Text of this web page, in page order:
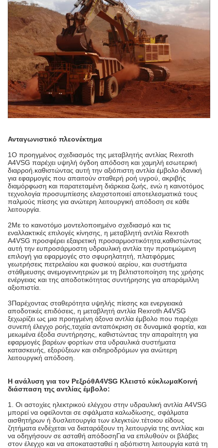
Ανταγωνιστικό πλεονέκτημα
1Ο προηγμένος σχεδιασμός της μεταβλητής αντλίας Rexroth
A4VSG παρέχει υψηλή όγδοη απόδοση και χαμηλή εσωτερική
διαρροή.καθιστώντας αυτή την αξιόπιστη αντλία έμβολο ιδανική
για εφαρμογές που απαιτούν σταθερή ροή υγρού, ακριβής
διαμόρφωση και παρατεταμένη διάρκεια ζωής, ενώ η καινοτόμος
τεχνολογία προσυμπίεσης ελαχιστοποιεί αποτελεσματικά τους
παλμούς πίεσης για ανώτερη λειτουργική απόδοση σε κάθε
λειτουργία.
2Με το καινοτόμο μοντελοποιημένο σχεδιασμό και τις
εναλλακτικές επιλογές κίνησης, η μεταβλητή αντλία Rexroth
A4VSG προσφέρει εξαιρετική προσαρμοστικότητα,καθιστώντας
αυτή την ευπροσάρμοστη υδραυλική αντλία την προτιμώμενη
επιλογή για εφαρμογές στο σφυρηλατητή, πλατφόρμες
γεωτρήσεις πετρελαίου και φυσικού αερίου, και συστήματα
στάθμευσης ανεμογεννητριών με τη βελτιστοποίηση της χρήσης
ενέργειας και της αποδοτικότητας συντήρησης για απαράμιλλη
αξιοπιστία.
3Παρέχοντας σταθερότητα υψηλής πίεσης και ενεργειακά
αποδοτικές επιδόσεις, η μεταβλητή αντλία Rexroth A4VSG
ξεχωρίζει ως μια προηγμένη άξονα αντλία έμβολο που παρέχει
συνεπή έλεγχο ροής,ταχεία ανταπόκριση σε δυναμικά φορτία, και
μειωμένα έξοδα συντήρησης, καθιστώντας την απαραίτητη για
εφαρμογές βαρέων φορτίων στα υδραυλικά συστήματα
κατασκευής, εξορύξεων και σιδηροδρόμων για ανώτερη
λειτουργική απόδοση.
Η ανάλυση για τον ΡεξρόθΑ4VSG Κλειστό κύκλωμαΚοινή
διάσπαση της αντλίας έμβολο:
1. Οι αστοχίες ηλεκτρικού ελέγχου στην υδραυλική αντλία A4VSG
μπορεί να οφείλονται σε σφάλματα καλωδίωσης, σφάλματα
αισθητήρων ή δυσλειτουργία των ελεγκτών.τέτοιου είδους
ζητήματα ενδέχεται να διαταράξουν τη λειτουργία της αντλίας και
να οδηγήσουν σε ασταθή απόδοσηΓια να επιλυθούν οι βλάβες
στον έλεγχο και να αποκατασταθεί η αξιόπιστη λειτουργία κατά τη